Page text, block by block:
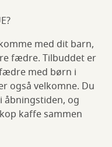
med dit barn,
fædre. Tilbuddet er
med børn i
også velkomne. Du
åbningstiden, og
kaffe sammen